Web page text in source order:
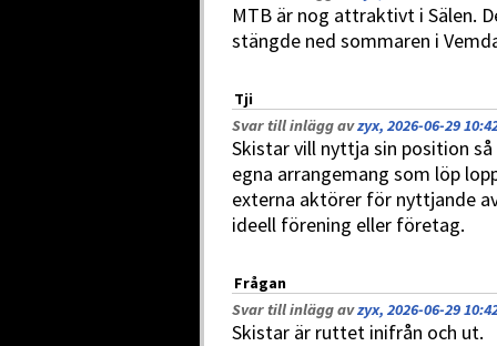
MTB är nog attraktivt i Sälen.
stängde ned sommaren i
Tji
Svar till inlägg avzyx, 2026-06-29
Skistar vill nyttja sin position
egna arrangemang som löp
externa aktörer för nyttjande
ideell förening eller företag.
Frågan
Svar till inlägg avzyx, 2026-06-29
Skistar är ruttet inifrån och ut.